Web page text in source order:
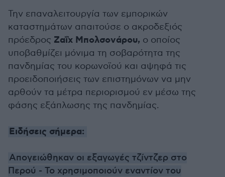
Την επαναλειτουργία των εμπορικών
καταστημάτων απαιτούσε ο ακροδεξιός
πρόεδρος Ζαΐχ Μπολσονάρου, ο οποίος
υποβαθμίζει μόνιμα τη σοβαρότητα της
πανδημίας του κορωνοϊού και αψηφά τις
προειδοποιήσεις των επιστημόνων να μην
αρθούν τα μέτρα περιορισμού εν μέσω της
φάσης εξάπλωσης της πανδημίας.
Ειδήσεις σήμερα:
Απογειώθηκαν οι εξαγωγές τζίντζερ στο
Περού - Το χρησιμοποιούν εναντίον του